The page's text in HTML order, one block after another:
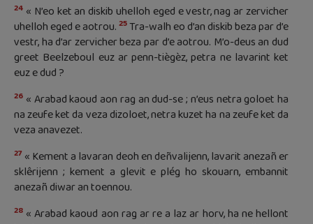
24 « N’eo ket an diskib uhelloh eged e vestr, nag ar zervicher
uhelloh eged e aotrou. 25Tra-walh eo d’an diskib beza par d’e
vestr, ha d’ar zervicher beza par d’e aotrou. M’o-deus an dud
greet Beelzeboul euz ar penn-tiègèz, petra ne lavarint ket
euz e dud ?
26 « Arabad kaoud aon rag an dud-se ; n’eus netra goloet ha
na zeufe ket da veza dizoloet, netra kuzet ha na zeufe ket da
veza anavezet.
27 « Kement a lavaran deoh en deñvalijenn, lavarit anezañ er
sklêrijenn ; kement a glevit e plég ho skouarn, embannit
anezañ diwar an toennou.
28 « Arabad kaoud aon rag ar re a laz ar horv, ha ne hellont